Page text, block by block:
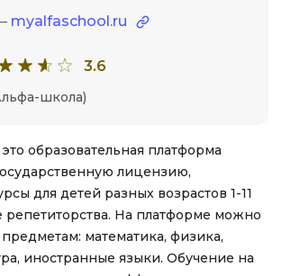
myalfaschool.ru
3.6
школа)
образовательная платформа
лицензию,
для детей разных возрастов 1-11
репетиторства. На платформе можно
математика, физика,
иностранные языки. Обучение на